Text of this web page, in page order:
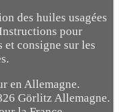
des huiles usagées
pour
consigne sur les
en Allemagne.
Görlitz Allemagne.